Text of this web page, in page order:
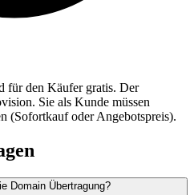
für den Käufer gratis. Der
Sie als Kunde müssen
(Sofortkauf oder Angebotspreis).
Domain Übertragung?